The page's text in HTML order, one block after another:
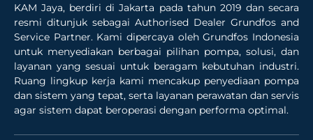
KAM Jaya, berdiri di Jakarta pada tahun 2019 dan secara
resmi ditunjuk sebagai Authorised Dealer Grundfos and
Service Partner. Kami dipercaya oleh Grundfos Indonesia
untuk menyediakan berbagai pilihan pompa, solusi, dan
layanan yang sesuai untuk beragam kebutuhan industri.
Ruang lingkup kerja kami mencakup penyediaan pompa
dan sistem yang tepat, serta layanan perawatan dan servis
agar sistem dapat beroperasi dengan performa optimal.